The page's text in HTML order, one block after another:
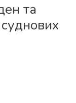
та
суднових